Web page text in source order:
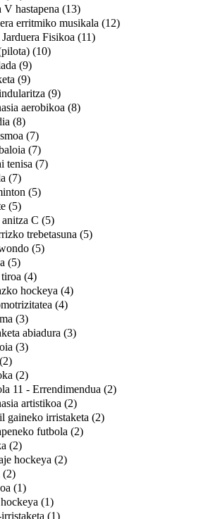
V hastapena (13)
erritmiko musikala (12)
Fisikoa (11)
(10)
(9)
(9)
(9)
aerobikoa (8)
(8)
(7)
(7)
tenisa (7)
(7)
(5)
(5)
C (5)
trebetasuna (5)
(5)
(5)
(4)
hockeya (4)
(4)
(3)
abiadura (3)
(3)
(2)
11 - Errendimendua (2)
artistikoa (2)
gaineko irristaketa (2)
futbola (2)
(2)
hockeya (2)
(2)
(1)
(1)
(1)